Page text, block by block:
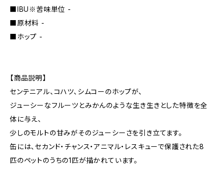
■IBU※苦味単位 -
■原材料 -
■ホップ -
【商品説明】
センテニアル、コハツ、シムコーのホップが、
ジューシーなフルーツとみかんのような生き生きとした特徴を全
体に与え、
少しのモルトの甘みがそのジューシーさを引き立てます。
缶には、セカンド・チャンス・アニマル・レスキューで保護された8
匹のペットのうちの1匹が描かれています。